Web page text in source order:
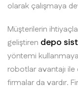
olarak çalışmaya
Müşterilerin
geliştiren depo
yöntemi
robotlar avantajı ile
firmalar da vardır.